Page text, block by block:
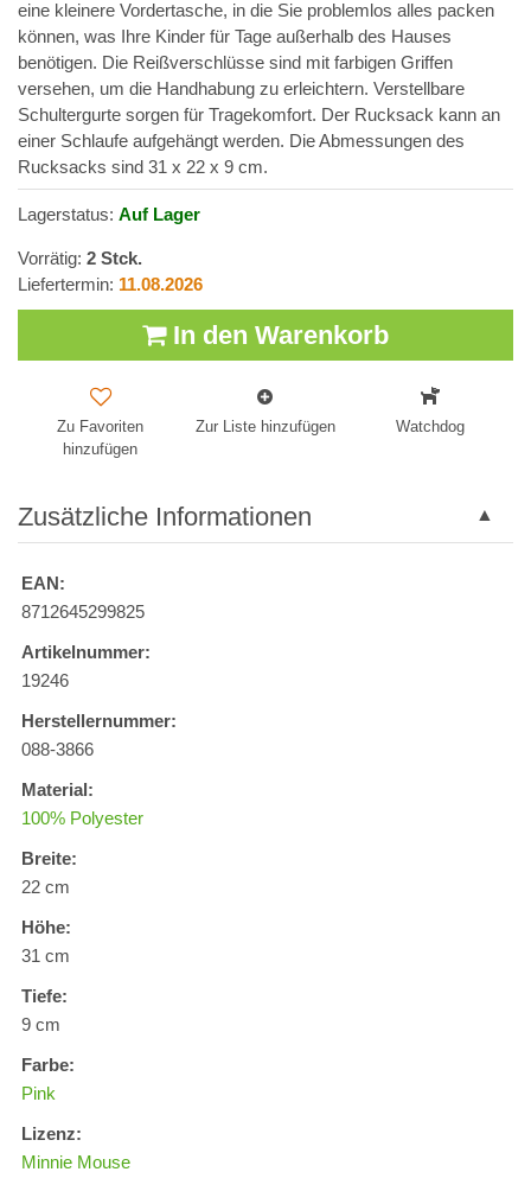
eine kleinere Vordertasche, in die Sie problemlos alles packen
können, was Ihre Kinder für Tage außerhalb des Hauses
benötigen. Die Reißverschlüsse sind mit farbigen Griffen
versehen, um die Handhabung zu erleichtern. Verstellbare
Schultergurte sorgen für Tragekomfort. Der Rucksack kann an
einer Schlaufe aufgehängt werden. Die Abmessungen des
Rucksacks sind 31 x 22 x 9 cm.
Lagerstatus: Auf Lager
Vorrätig: 2 Stck.
Liefertermin: 11.08.2026
In den Warenkorb
Zu Favoriten
hinzufügen
Zur Liste hinzufügen Watchdog
Zusätzliche Informationen
EAN:
8712645299825
Artikelnummer:
19246
Herstellernummer:
088-3866
Material:
100% Polyester
Breite:
22 cm
Höhe:
31 cm
Tiefe:
9 cm
Farbe:
Pink
Lizenz:
Minnie Mouse